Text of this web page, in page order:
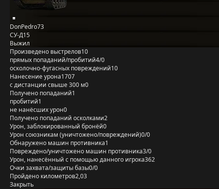
DonPedro73
СУ-Д15
Выжил
Произведено выстрелов10
прямых попаданий/пробитий4/0
осколочно-фугасных повреждений10
Нанесение урона1707
с дистанции свыше 300 м0
Получено попаданий1
пробитий1
не нанёсших урон0
Получено попаданий осколками2
Урон, заблокированный бронёй0
Урон союзникам (уничтожено/повреждений)0/0
Обнаружено машин противника1
Повреждено/уничтожено машин противника3/0
Урон, нанесённый с помощью данного игрока362
Очки захвата/защиты базы0/0
Пройдено километров2,03
Закрыть